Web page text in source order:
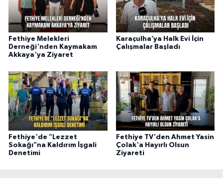
Fethiye Melekleri
Derneği'nden Kaymakam
Akkaya'ya Ziyaret
Karaçulha’ya Halk Evi İçin
Çalışmalar Başladı
Fethiye'de "Lezzet
Sokağı"na Kaldırım İşgali
Denetimi
Fethiye TV'den Ahmet Yasin
Çolak'a Hayırlı Olsun
Ziyareti